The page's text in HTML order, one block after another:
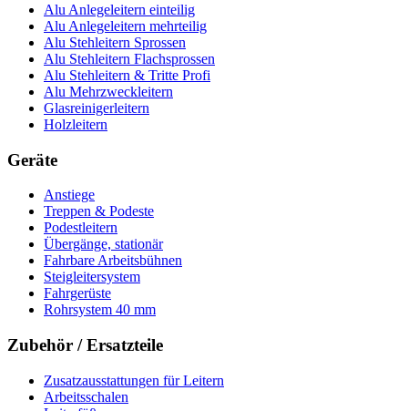
Alu Anlegeleitern einteilig
Alu Anlegeleitern mehrteilig
Alu Stehleitern Sprossen
Alu Stehleitern Flachsprossen
Alu Stehleitern & Tritte Profi
Alu Mehrzweckleitern
Glasreinigerleitern
Holzleitern
Geräte
Anstiege
Treppen & Podeste
Podestleitern
Übergänge, stationär
Fahrbare Arbeitsbühnen
Steigleitersystem
Fahrgerüste
Rohrsystem 40 mm
Zubehör / Ersatzteile
Zusatzausstattungen für Leitern
Arbeitsschalen